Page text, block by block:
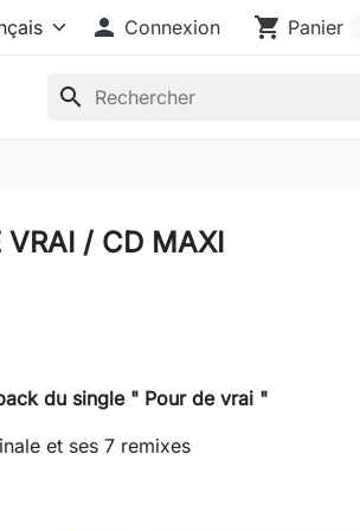
 Connexion shopping_cart Panier
search
VRAI / CD MAXI
du single " Pour de vrai "
et ses 7 remixes